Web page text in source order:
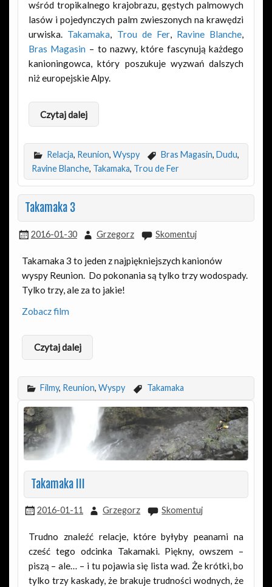
wśród tropikalnego krajobrazu, gęstych palmowych
lasów i pojedynczych palm zwieszonych na krawędzi
urwiska. Takamaka, Trou de Fer, Ravine Blanche,
Bras Magasin – to nazwy, które fascynują każdego
kanioningowca, który poszukuje wyzwań dalszych
niż europejskie Alpy.
Czytaj dalej
Relacja, Reunion, Wyspy Bras Magasin, Dudu,
Ravine Blanche, Takamaka, Trou de Fer
Takamaka 3
2016-01-30 Grzegorz Skomentuj
Takamaka 3 to jeden z najpiękniejszych kanionów
wyspy Reunion. Do pokonania są tylko trzy wodospady.
Tylko trzy, ale za to jakie!
Zobacz film
Czytaj dalej
Filmy, Reunion,Wyspy Takamaka
Takamaka III
2016-01-11 Grzegorz Skomentuj
Trudno znaleźć relacje, które byłyby peanami na
cześć tego odcinka Takamaki. Piękny, owszem –
piszą – ale… – i tu pojawia się lista wad. Że krótki, bo
tylko trzy kaskady, że brakuje trudności wodnych, że